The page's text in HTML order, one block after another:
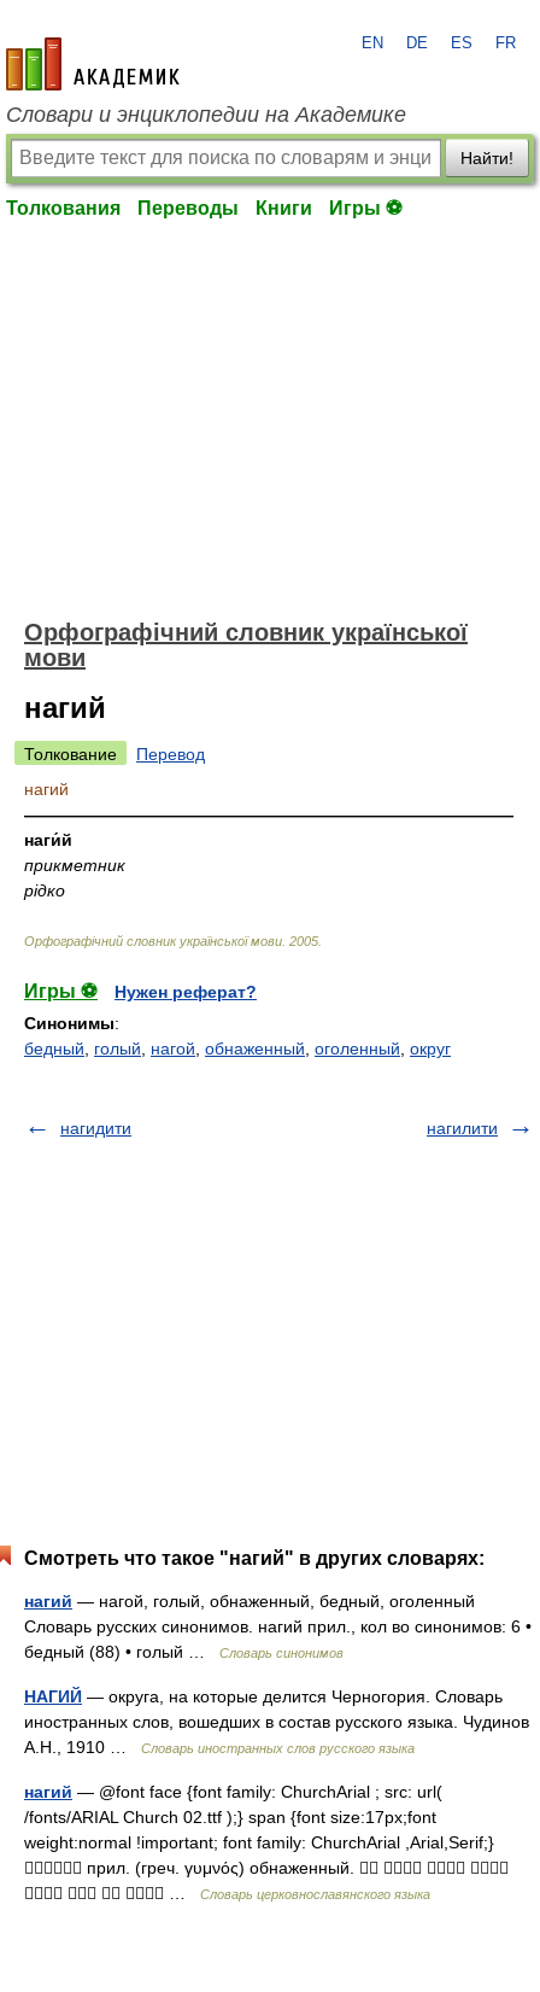
academic.ru
EN DE ES FR
Словари и энциклопедии на Академике
Найти!
Толкования Переводы Книги Игры ⚽
Орфографічний словник української
мови
нагий
Толкование
Перевод
нагий
—————————————————————————————
наги́й
прикметник
рідко
Орфографічний словник української мови 2005
Игры ⚽
Нужен реферат?
Синонимы:
бедный
голый нагой обнаженный оголенный округ
нагидити нагилити
Смотреть что такое "нагий" в других словарях:
нагий — нагой, голый, обнаженный, бедный, оголенный
Словарь русских синонимов. нагий прил., кол во синонимов: 6 •
бедный (88) • голый …
Словарь синонимов
НАГИЙ — округа, на которые делится Черногория. Словарь
иностранных слов, вошедших в состав русского языка. Чудинов
А.Н., 1910 …
Словарь иностранных слов русского языка
нагий — @font face {font family: ChurchArial ; src: url(
/fonts/ARIAL Church 02.ttf );} span {font size:17px;font
weight:normal !important; font family: ChurchArial ,Arial,Serif;}
 прил. (греч. γυμνός) обнаженный.    
    …
Словарь церковнославянского языка